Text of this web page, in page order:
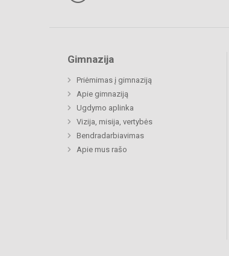
Gimnazija
Priėmimas į gimnaziją
Apie gimnaziją
Ugdymo aplinka
Vizija, misija, vertybės
Bendradarbiavimas
Apie mus rašo